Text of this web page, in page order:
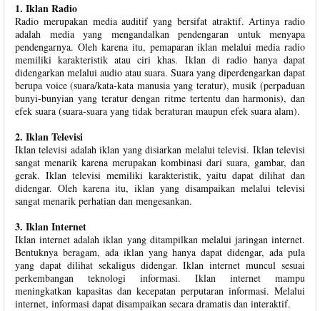
1. Iklan Radio
Radio merupakan media auditif yang bersifat atraktif. Artinya radio
adalah media yang mengandalkan pendengaran untuk menyapa
pendengarnya. Oleh karena itu, pemaparan iklan melalui media radio
memiliki karakteristik atau ciri khas. Iklan di radio hanya dapat
didengarkan melalui audio atau suara. Suara yang diperdengarkan dapat
berupa voice (suara/kata-kata manusia yang teratur), musik (perpaduan
bunyi-bunyian yang teratur dengan ritme tertentu dan harmonis), dan
efek suara (suara-suara yang tidak beraturan maupun efek suara alam).
2. Iklan Televisi
Iklan televisi adalah iklan yang disiarkan melalui televisi. Iklan televisi
sangat menarik karena merupakan kombinasi dari suara, gambar, dan
gerak. Iklan televisi memiliki karakteristik, yaitu dapat dilihat dan
didengar. Oleh karena itu, iklan yang disampaikan melalui televisi
sangat menarik perhatian dan mengesankan.
3. Iklan Internet
Iklan internet adalah iklan yang ditampilkan melalui jaringan internet.
Bentuknya beragam, ada iklan yang hanya dapat didengar, ada pula
yang dapat dilihat sekaligus didengar. Iklan internet muncul sesuai
perkembangan teknologi informasi. Iklan internet mampu
meningkatkan kapasitas dan kecepatan perputaran informasi. Melalui
internet, informasi dapat disampaikan secara dramatis dan interaktif.